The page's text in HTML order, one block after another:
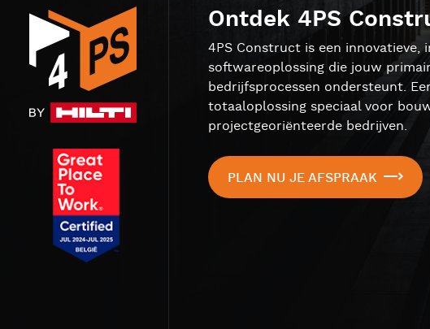
Ontdek 4PS
4PS Construct is een innovatieve,
softwareoplossing die jouw
bedrijfsprocessen ondersteunt.
totaaloplossing speciaal voor
projectgeoriënteerde bedrijven.
PLAN NU JE AFSPRAAK